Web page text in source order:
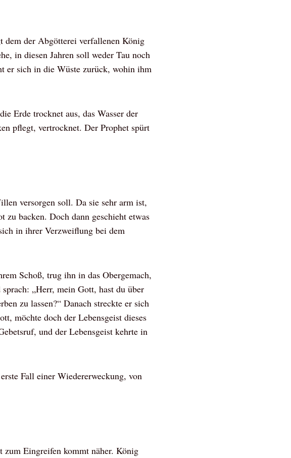
dem der Abgötterei verfallenen König
in diesen Jahren soll weder Tau noch
er sich in die Wüste zurück, wohin ihm
Erde trocknet aus, das Wasser der
pflegt, vertrocknet. Der Prophet spürt
versorgen soll. Da sie sehr arm ist,
zu backen. Doch dann geschieht etwas
in ihrer Verzweiflung bei dem
Schoß, trug ihn in das Obergemach,
„Herr, mein Gott, hast du über
zu lassen?“ Danach streckte er sich
möchte doch der Lebensgeist dieses
und der Lebensgeist kehrte in
Fall einer Wiedererweckung, von
Eingreifen kommt näher. König